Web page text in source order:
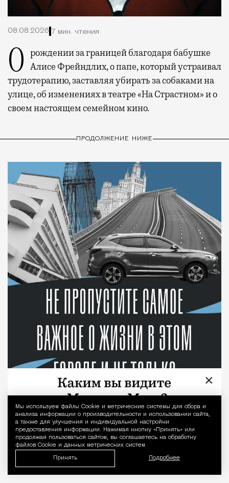
Уведомление
Мы используем файлы Сookie и метрические системы для сбора и
анализа информации о производительности и использовании сайта,
а также для улучшения и индивидуальной настройки
предоставления информации. Нажимая кнопку «Принять» или
продолжая пользоваться сайтом, вы соглашаетесь на обработку
файлов Cookie и данных метрических систем.
Принять Подробнее
08.08.2026 7 мин. чтения
О рождении за границей благодаря бабушке Алисе Фрейндлих, о папе, который устраивал
трудотерапию, заставляя убирать за собаками на
улице, об изменениях в театре «На Страстном» и о
своем настоящем семейном кино.
ПРОДОЛЖЕНИЕ НИЖЕ
×